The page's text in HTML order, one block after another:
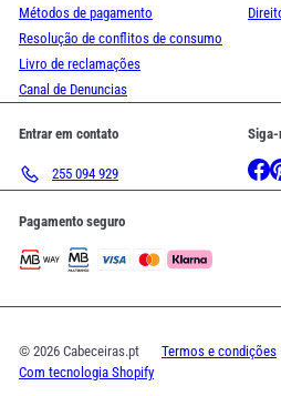
Métodos de pagamento
Resolução de conflitos de consumo
Livro de reclamações
Canal de Denuncias
Entrar em contato
255 094 929
Siga-
Pagamento seguro
© 2026 Cabeceiras.pt Termos e condições
Com tecnologia Shopify